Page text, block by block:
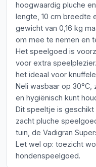
hoogwaardig pluche
lengte, 10 cm breedte
gewicht van 0,16 kg
om mee te nemen en
Het speelgoed is
voor extra
het ideaal voor
Neli wasbaar op
en hygiënisch kunt
Dit speeltje is geschikt
zacht pluche
tuin, de Vadigran
Let wel op: toezicht
hondenspeelgoed.